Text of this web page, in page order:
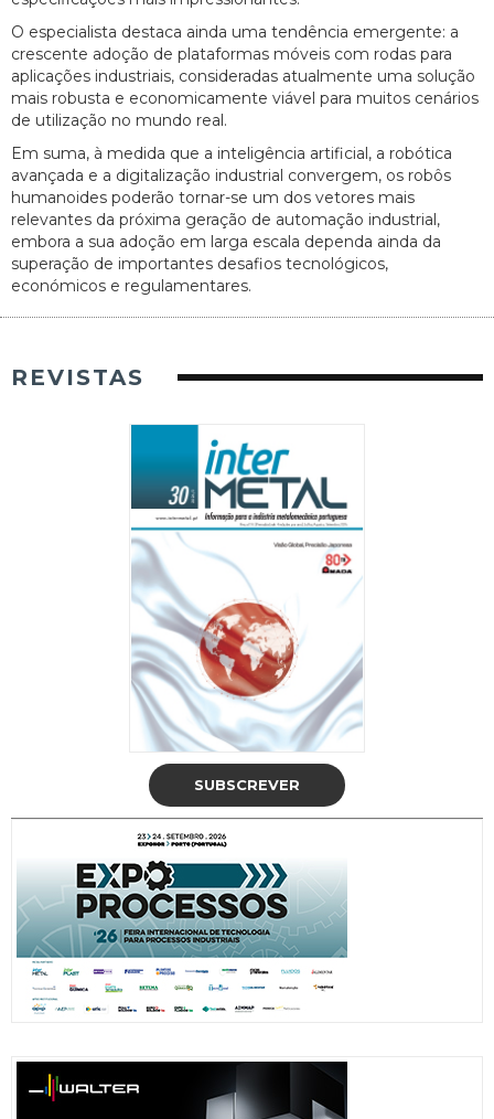
O especialista destaca ainda uma tendência emergente: a
crescente adoção de plataformas móveis com rodas para
aplicações industriais, consideradas atualmente uma solução
mais robusta e economicamente viável para muitos cenários
de utilização no mundo real.
Em suma, à medida que a inteligência artificial, a robótica
avançada e a digitalização industrial convergem, os robôs
humanoides poderão tornar-se um dos vetores mais
relevantes da próxima geração de automação industrial,
embora a sua adoção em larga escala dependa ainda da
superação de importantes desafios tecnológicos,
económicos e regulamentares.
REVISTAS
SUBSCREVER